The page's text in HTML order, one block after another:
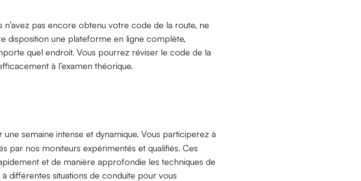
pas encore obtenu votre code de la route, ne
disposition une plateforme en ligne complète,
quel endroit. Vous pourrez réviser le code de la
à l’examen théorique.
une semaine intense et dynamique. Vous participerez à
par nos moniteurs expérimentés et qualifiés. Ces
et de manière approfondie les techniques de
différentes situations de conduite pour vous